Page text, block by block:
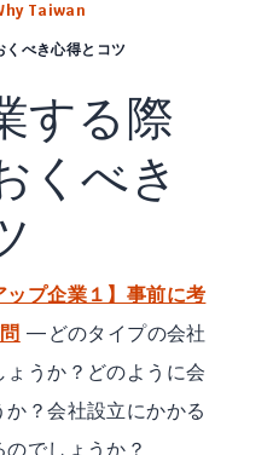
Taiwan
くべき心得とコツ
する際
くべき
ップ企業１】事前に考
—どのタイプの会社
うか？どのように会
？会社設立にかかる
でしょうか？